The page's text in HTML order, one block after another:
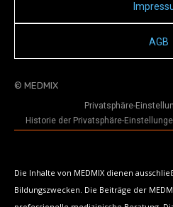
AGB
© MEDMIX
Privatsphäre-
Historie der Privatsphäre-
Die Inhalte von MEDMIX dienen
Bildungszwecken. Die Beiträge der